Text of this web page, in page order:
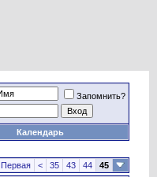
Запомнить?
Календарь
Первая < 35 43 44 45